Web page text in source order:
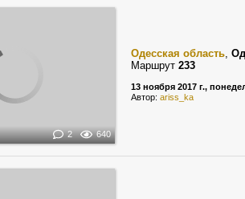
2 640
Одесская область,
Маршрут 233
13 ноября 2017 г.,
Автор: ariss_ka